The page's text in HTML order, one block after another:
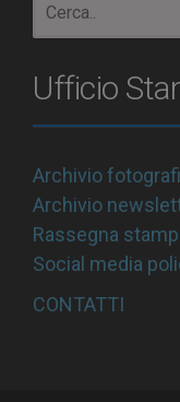
Ufficio
Archivio
Archivio
Rassegna
Social media
CONTATTI